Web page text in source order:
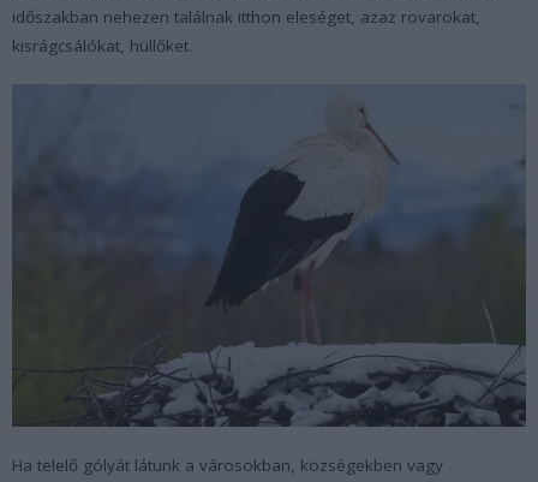
időszakban nehezen találnak itthon eleséget, azaz rovarokat,
kisrágcsálókat, hüllőket.
Ha telelő gólyát látunk a városokban, községekben vagy